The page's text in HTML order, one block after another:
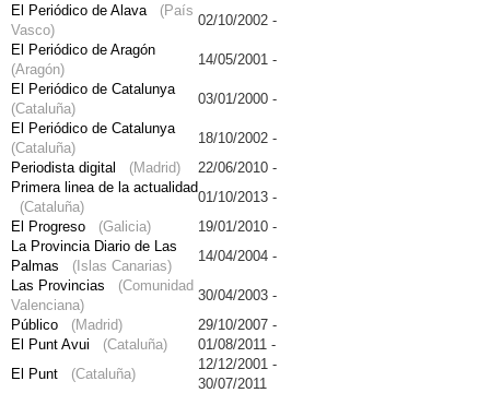
El Periódico de Alava (País
Vasco)
02/10/2002 -
El Periódico de Aragón
(Aragón)
14/05/2001 -
El Periódico de Catalunya
(Cataluña)
03/01/2000 -
El Periódico de Catalunya
(Cataluña)
18/10/2002 -
Periodista digital (Madrid)
22/06/2010 -
Primera linea de la actualidad
(Cataluña)
01/10/2013 -
El Progreso (Galicia)
19/01/2010 -
La Provincia Diario de Las
Palmas (Islas Canarias)
14/04/2004 -
Las Provincias (Comunidad
Valenciana)
30/04/2003 -
Público (Madrid)
29/10/2007 -
El Punt Avui (Cataluña)
01/08/2011 -
El Punt (Cataluña)
12/12/2001 -
30/07/2011